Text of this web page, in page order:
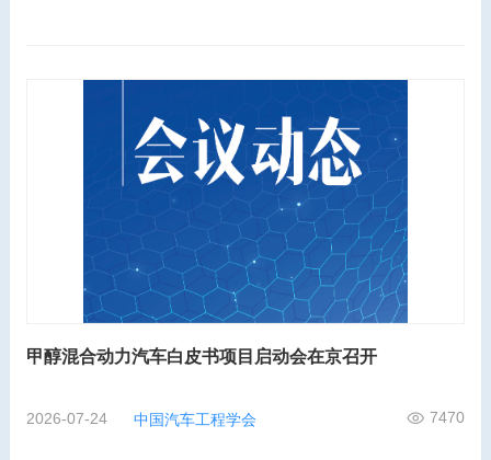
甲醇混合动力汽车白皮书项目启动会在京召开
2026-07-24 中国汽车工程学会 7470